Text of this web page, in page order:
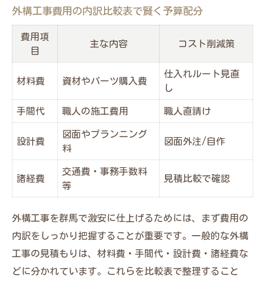
外構工事の費用比較ポイントと注意点まと
め表
相見積もりならではの激安外構工事実現術
職人会社と一般業者の相見積もり比較体験
談
外構工事費用の交渉時に役立つ質問例
材料仕入れ値利用の外構工事によるコスト削減
術
外構工事で材料仕入れ値を活用する方法一
覧
仕入れ値提供の外構工事が安い理由を解説
材料選定で失敗しない外構工事のポイント
手間代だけで外構工事を依頼する際の注意
外構工事費用の内訳比較表で賢く予算配分
費用項
目
主な内容 コスト削減策
材料費 資材やパーツ購入費
仕入れルート見直
し
手間代 職人の施工費用 職人直請け
設計費
図面やプランニング
料
図面外注/自作
諸経費
交通費・事務手数料
等
見積比較で確認
外構工事を群馬で激安に仕上げるためには、まず費用の
内訳をしっかり把握することが重要です。一般的な外構
工事の見積もりは、材料費・手間代・設計費・諸経費な
どに分かれています。これらを比較表で整理すること